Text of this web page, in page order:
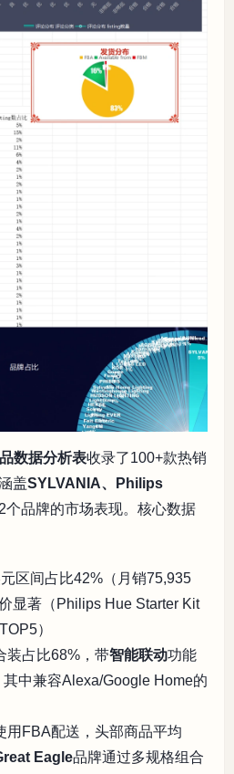
数据分析表收录了100+款热销
盖SYLVANIA、Philips
个品牌的市场表现。核心数据
元区间占比42%（月销75,935
显著（Philips Hue Starter Kit
）
装占比68%，带智能联动功能
中兼容Alexa/Google Home的
用FBA配送，头部商品平均
Eagle品牌通过多规格组合